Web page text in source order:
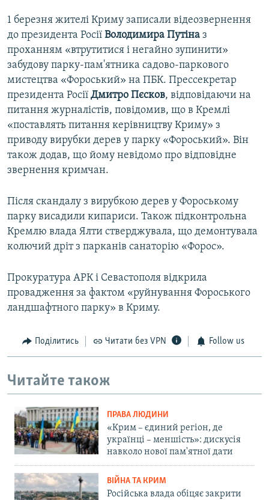
1 березня жителі Криму записали відеозвернення
до президента Росії Володимира Путіна з
проханням «втрутитися і негайно зупинити»
забудову парку-пам'ятника садово-паркового
мистецтва «Фороський» на ПБК. Прессекретар
президента Росії Дмитро Пєсков, відповідаючи на
питання журналістів, повідомив, що в Кремлі
«поставлять питання керівництву Криму» з
приводу вирубки дерев у парку «Фороський». Він
також додав, що йому невідомо про відповідне
звернення кримчан.
Після скандалу з вирубкою дерев у Фороському
парку висадили кипариси. Також підконтрольна
Кремлю влада Ялти стверджувала, що демонтувала
колючий дріт з парканів санаторію «Форос».
Прокуратура АРК і Севастополя відкрила
провадження за фактом «руйнування Фороського
ландшафтного парку» в Криму.
Поділитись Читати без VPN Follow us
Читайте також
ПРАВА ЛЮДИНИ
«Крим – єдиний регіон, де
українці – меншість»: дискусія
навколо нової пам'ятної дати
ВІЙНА ТА КРИМ
Російська влада обіцяє закрити